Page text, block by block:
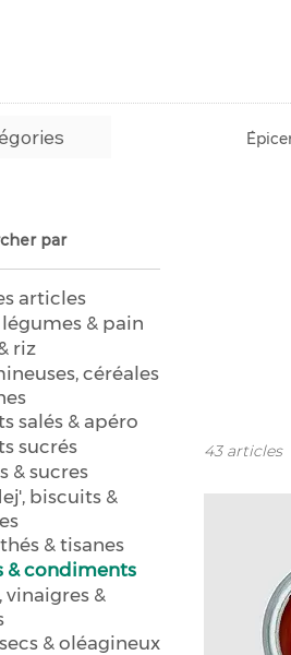
par
articles
& pain
riz
céréales
salés & apéro
sucrés
& sucres
biscuits &
& tisanes
& condiments
vinaigres &
& oléagineux
43 articles